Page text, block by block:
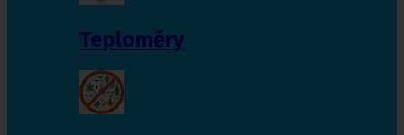
Teploměry